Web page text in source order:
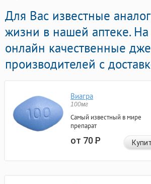
Для Вас известные
жизни в нашей аптеке.
онлайн качественные
производителей с
Виагра
100мг
Самый известный в мире
препарат
от 70Р